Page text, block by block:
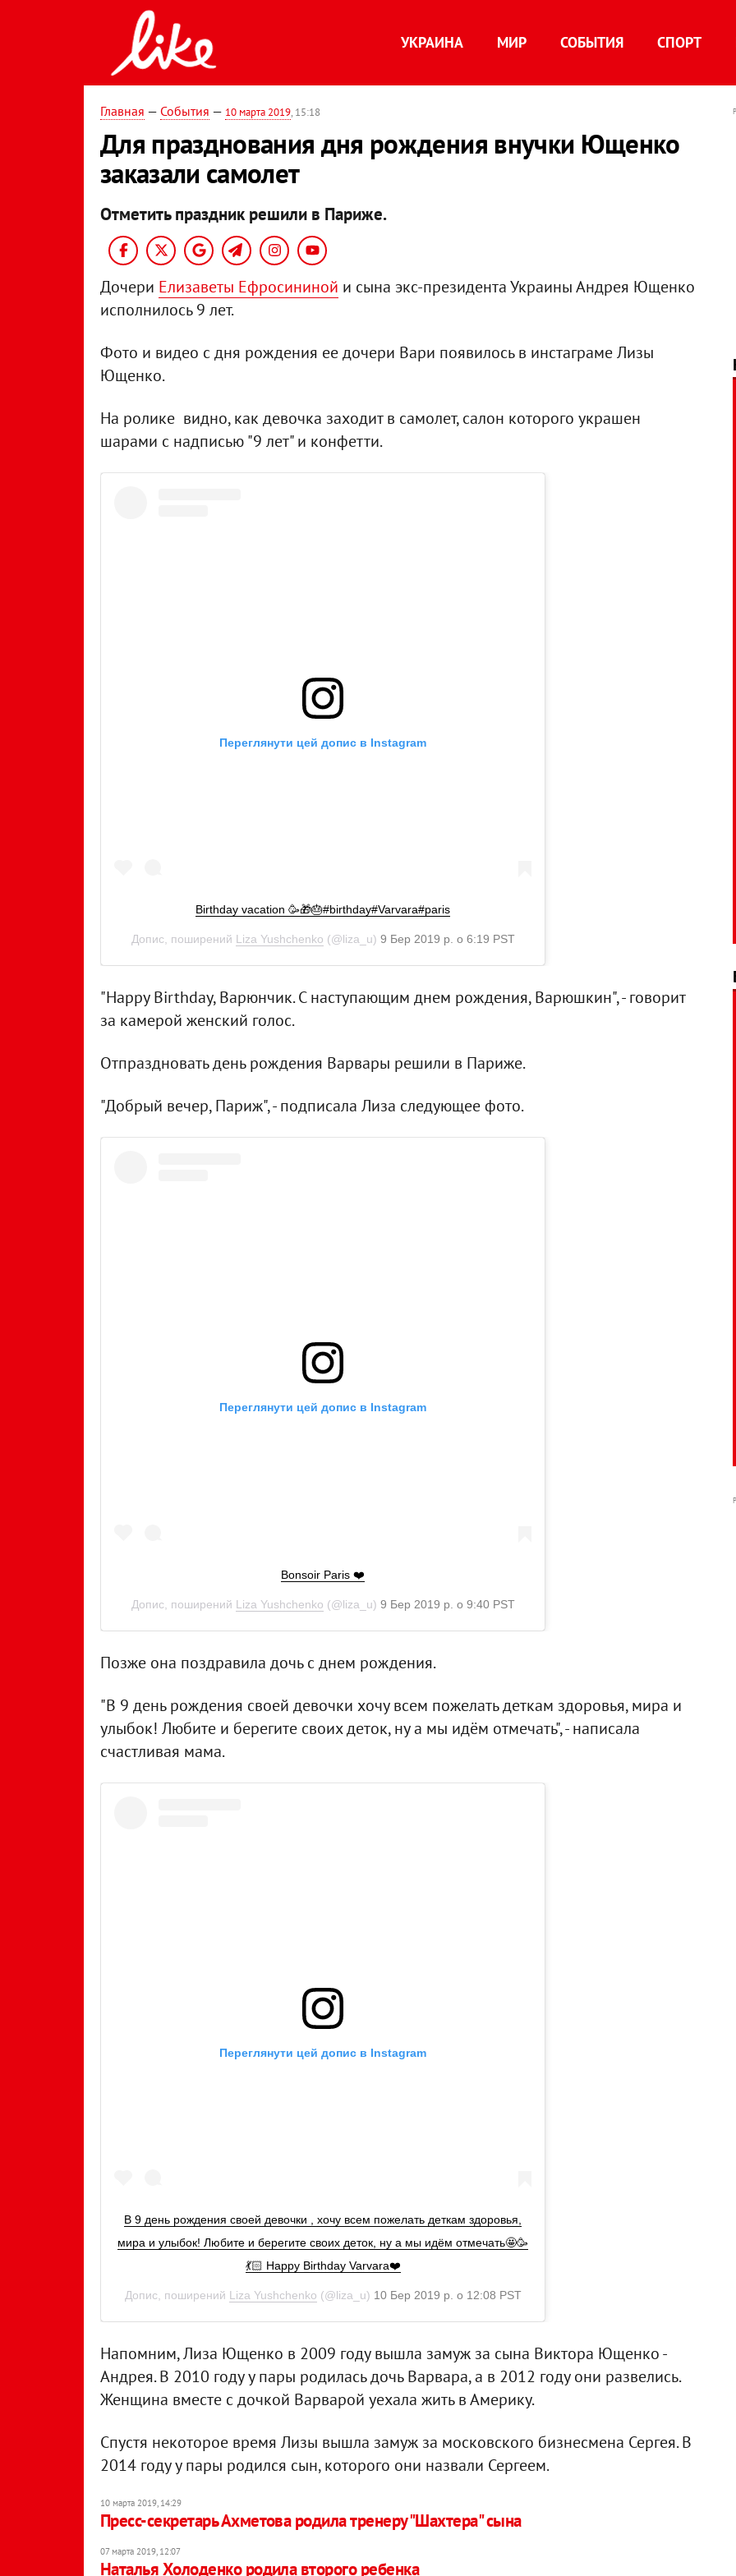
УКРАИНА МИР СОБЫТИЯ СПОРТ
Главная — События — 10 марта 2019, 15:18
Для празднования дня рождения внучки Ющенко
заказали самолет
Отметить праздник решили в Париже.
Дочери Елизаветы Ефросининой и сына экс-президента Украины Андрея Ющенко
исполнилось 9 лет.
Фото и видео с дня рождения ее дочери Вари появилось в инстаграме Лизы
Ющенко.
На ролике видно, как девочка заходит в самолет, салон которого украшен
шарами с надписью "9 лет" и конфетти.
Переглянути цей допис в Instagram
Birthday vacation 🥳🎁🎂#birthday#Varvara#paris
Допис, поширений Liza Yushchenko (@liza_u) 9 Бер 2019 р. о 6:19 PST
"Happy Birthday, Варюнчик. С наступающим днем рождения, Варюшкин", - говорит
за камерой женский голос.
Отпраздновать день рождения Варвары решили в Париже.
"Добрый вечер, Париж", - подписала Лиза следующее фото.
Переглянути цей допис в Instagram
Bonsoir Paris ❤️
Допис, поширений Liza Yushchenko (@liza_u) 9 Бер 2019 р. о 9:40 PST
Позже она поздравила дочь с днем рождения.
"В 9 день рождения своей девочки хочу всем пожелать деткам здоровья, мира и
улыбок! Любите и берегите своих деток, ну а мы идём отмечать", - написала
счастливая мама.
Переглянути цей допис в Instagram
В 9 день рождения своей девочки , хочу всем пожелать деткам здоровья,
мира и улыбок! Любите и берегите своих деток, ну а мы идём отмечать🤩🥳
💃🏻 Happy Birthday Varvara❤️
Допис, поширений Liza Yushchenko (@liza_u) 10 Бер 2019 р. о 12:08 PST
Напомним, Лиза Ющенко в 2009 году вышла замуж за сына Виктора Ющенко -
Андрея. В 2010 году у пары родилась дочь Варвара, а в 2012 году они развелись.
Женщина вместе с дочкой Варварой уехала жить в Америку.
Спустя некоторое время Лизы вышла замуж за московского бизнесмена Сергея. В
2014 году у пары родился сын, которого они назвали Сергеем.
10 марта 2019, 14:29
Пресс-секретарь Ахметова родила тренеру "Шахтера" сына
07 марта 2019, 12:07
Наталья Холоденко родила второго ребенка